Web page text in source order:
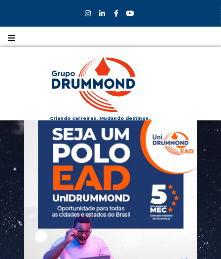
Formas de
INGRESSO
Bolsas e
DESCONTOS
Fale
CONOSCO
Seja um
Criando carreiras. Mudando destinos.